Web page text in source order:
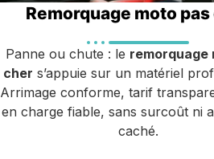
Remorquage moto
Panne ou chute : le remorquage
cher s’appuie sur un matériel
Arrimage conforme, tarif
en charge fiable, sans surcoût ni
caché.